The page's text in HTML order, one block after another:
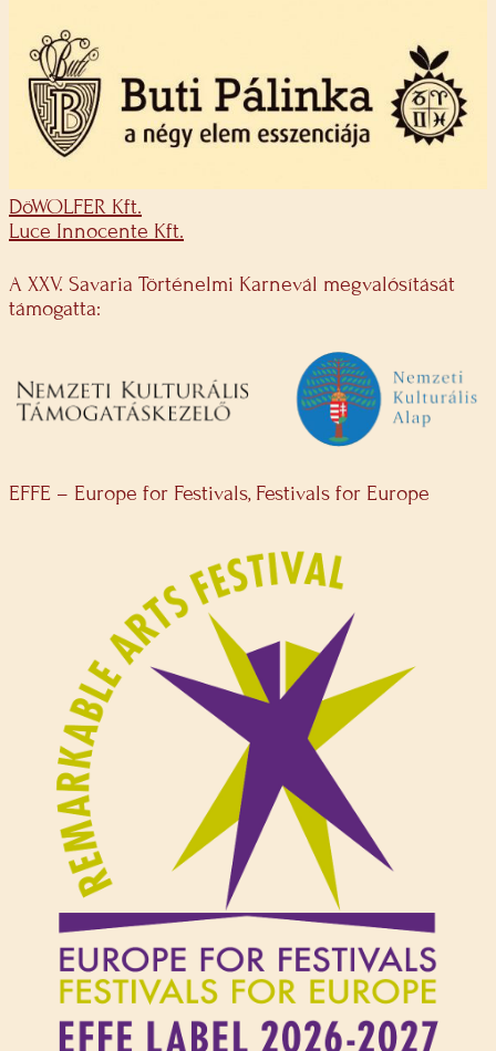
DöWOLFER Kft.
Luce Innocente Kft.
A XXV. Savaria Történelmi Karnevál megvalósítását
támogatta:
EFFE – Europe for Festivals, Festivals for Europe